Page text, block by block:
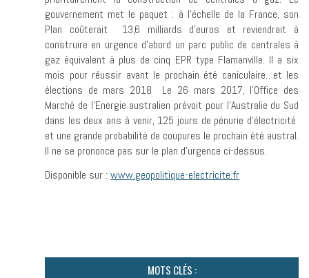
gouvernement met le paquet : à l’échelle de la France, son
Plan coûterait 13,6 milliards d’euros et reviendrait à
construire en urgence d’abord un parc public de centrales à
gaz équivalent à plus de cinq EPR type Flamanville. Il a six
mois pour réussir avant le prochain été caniculaire…et les
élections de mars 2018 Le 26 mars 2017, l’Office des
Marché de l’Energie australien prévoit pour l’Australie du Sud
dans les deux ans à venir, 125 jours de pénurie d’électricité
et une grande probabilité de coupures le prochain été austral.
Il ne se prononce pas sur le plan d’urgence ci-dessus.
Disponible sur : www.geopolitique-electricite.fr
MOTS CLÉS :